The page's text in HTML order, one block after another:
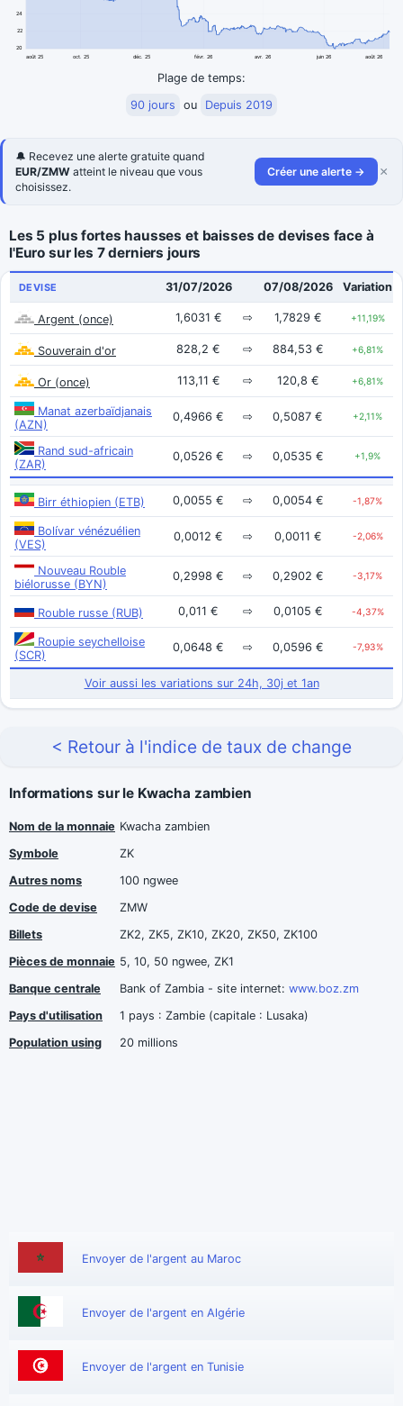
20
22
24
août 25 oct. 25 déc. 25 févr. 26 avr. 26 juin 26 août 26
Plage de temps:
90 jours
ou Depuis 2019
🔔 Recevez une alerte gratuite quand
EUR/ZMW atteint le niveau que vous
choisissez.
Créer une alerte → ×
Les 5 plus fortes hausses et baisses de devises face à
l'Euro sur les 7 derniers jours
DEVISE 31/07/2026 07/08/2026 Variation
Argent (once) 1,6031 € ⇨ 1,7829 € +11,19%
Souverain d'or 828,2 € ⇨ 884,53 € +6,81%
Or (once) 113,11 € ⇨ 120,8 € +6,81%
Manat azerbaïdjanais
(AZN)
0,4966 € ⇨ 0,5087 € +2,11%
Rand sud-africain
(ZAR)
0,0526 € ⇨ 0,0535 € +1,9%
Birr éthiopien (ETB) 0,0055 € ⇨ 0,0054 € -1,87%
Bolívar vénézuélien
(VES)
0,0012 € ⇨ 0,0011 € -2,06%
Nouveau Rouble
biélorusse (BYN)
0,2998 € ⇨ 0,2902 € -3,17%
Rouble russe (RUB) 0,011 € ⇨ 0,0105 € -4,37%
Roupie seychelloise
(SCR)
0,0648 € ⇨ 0,0596 € -7,93%
Voir aussi les variations sur 24h, 30j et 1an
< Retour à l'indice de taux de change
Informations sur le Kwacha zambien
Nom de la monnaie Kwacha zambien
Symbole
ZK
Autres noms
100 ngwee
Code de devise
ZMW
Billets
ZK2, ZK5, ZK10, ZK20, ZK50, ZK100
Pièces de monnaie 5, 10, 50 ngwee, ZK1
Banque centrale
Bank of Zambia - site internet: www.boz.zm
Pays d'utilisation
1 pays : Zambie (capitale : Lusaka)
Population using
20 millions
Envoyer de l'argent au Maroc
Envoyer de l'argent en Algérie
Envoyer de l'argent en Tunisie